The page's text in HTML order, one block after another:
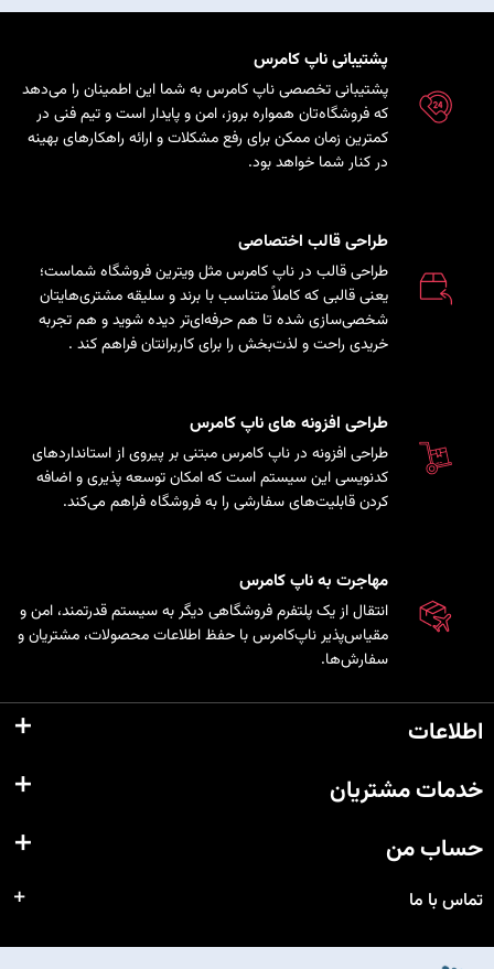
پشتیبانی ناپ کامرس
پشتیبانی تخصصی ناپ کامرس به شما این اطمینان را می‌دهد
که فروشگاه‌تان همواره بروز، امن و پایدار است و تیم فنی در
کمترین زمان ممکن برای رفع مشکلات و ارائه راهکارهای بهینه
در کنار شما خواهد بود.
طراحی قالب اختصاصی
طراحی قالب در ناپ کامرس مثل ویترین فروشگاه شماست؛
یعنی قالبی که کاملاً متناسب با برند و سلیقه مشتری‌هایتان
شخصی‌سازی شده تا هم حرفه‌ای‌تر دیده شوید و هم تجربه
خریدی راحت و لذت‌بخش را برای کاربرانتان فراهم کند .
طراحی افزونه های ناپ کامرس
طراحی افزونه در ناپ کامرس مبتنی بر پیروی از استانداردهای
کدنویسی این سیستم است که امکان توسعه پذیری و اضافه
کردن قابلیت‌های سفارشی را به فروشگاه فراهم می‌کند.
مهاجرت به ناپ کامرس
انتقال از یک پلتفرم فروشگاهی دیگر به سیستم قدرتمند، امن و
مقیاس‌پذیر ناپ‌کامرس با حفظ اطلاعات محصولات، مشتریان و
سفارش‌ها.
اطلاعات
خدمات مشتریان
حساب من
تماس با ما